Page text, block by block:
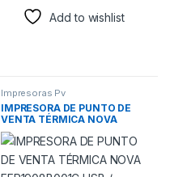
Add to wishlist
Impresoras Pv
IMPRESORA DE PUNTO DE
VENTA TÉRMICA NOVA
FFP1908B001C USB /
BLUETOOTH CON PUERTO
CAJA REGISTRADORA